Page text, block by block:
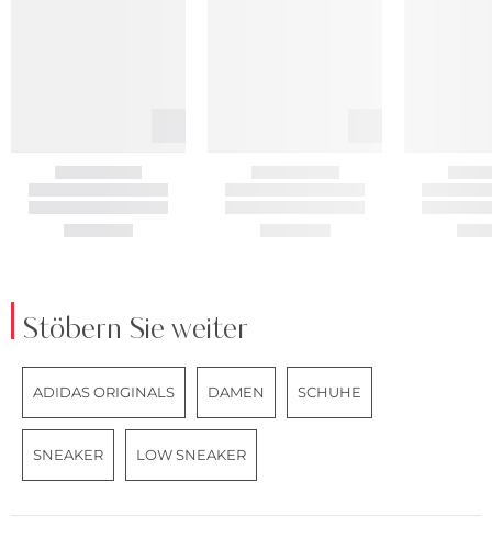
Stöbern Sie weiter
ADIDAS ORIGINALS DAMEN SCHUHE
SNEAKER LOW SNEAKER